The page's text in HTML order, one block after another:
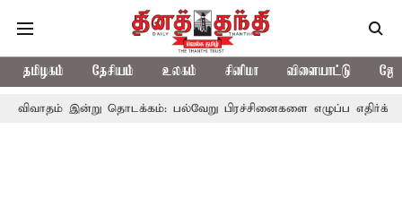
தமிழகம் தேசியம் உலகம் சினிமா விளையாட்டு
தொடக்கம்: பல்வேறு பிரச்சினைகளை எழுப்ப எதிர்க்கட்சிகள்